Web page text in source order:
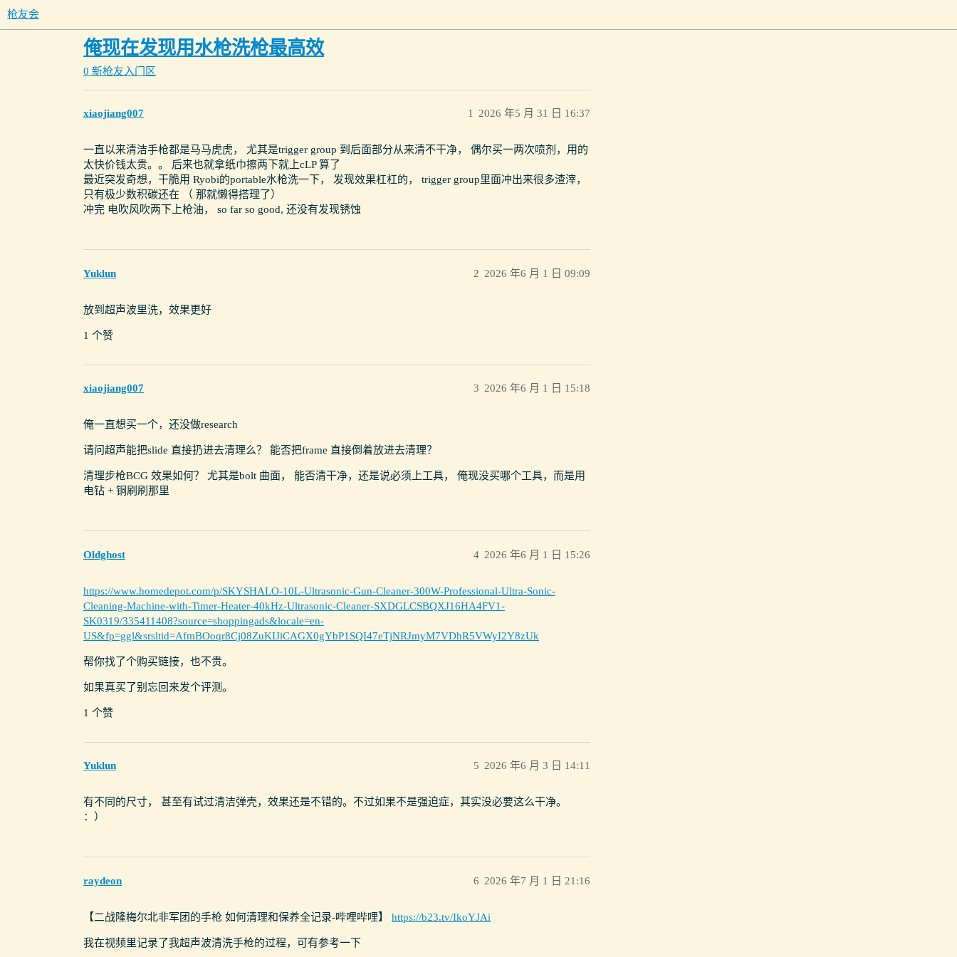
枪友会
俺现在发现用水枪洗枪最高效
0 新枪友入门区
xiaojiang007 2026 年5 月 31 日 16:37
1
一直以来清洁手枪都是马马虎虎， 尤其是trigger group 到后面部分从来清不干净， 偶尔买一两次喷剂，用的
太快价钱太贵。。 后来也就拿纸巾擦两下就上cLP 算了
最近突发奇想，干脆用 Ryobi的portable水枪洗一下， 发现效果杠杠的， trigger group里面冲出来很多渣滓，
只有极少数积碳还在 （ 那就懒得搭理了）
冲完 电吹风吹两下上枪油， so far so good, 还没有发现锈蚀
Yuklun 2026 年6 月 1 日 09:09
2
放到超声波里洗，效果更好
1 个赞
xiaojiang007 2026 年6 月 1 日 15:18
3
俺一直想买一个，还没做research
请问超声能把slide 直接扔进去清理么？ 能否把frame 直接倒着放进去清理？
清理步枪BCG 效果如何？ 尤其是bolt 曲面， 能否清干净，还是说必须上工具， 俺现没买哪个工具，而是用
电钻 + 铜刷刷那里
Oldghost 2026 年6 月 1 日 15:26
4
https://www.homedepot.com/p/SKYSHALO-10L-Ultrasonic-Gun-Cleaner-300W-Professional-Ultra-Sonic-
Cleaning-Machine-with-Timer-Heater-40kHz-Ultrasonic-Cleaner-SXDGLCSBQXJ16HA4FV1-
SK0319/335411408?source=shoppingads&locale=en-
US&fp=ggl&srsltid=AfmBOoqr8Cj08ZuKIJiCAGX0gYbP1SQI47eTjNRJmyM7VDhR5VWyI2Y8zUk
帮你找了个购买链接，也不贵。
如果真买了别忘回来发个评测。
1 个赞
Yuklun 2026 年6 月 3 日 14:11
5
有不同的尺寸， 甚至有试过清洁弹壳，效果还是不错的。不过如果不是强迫症，其实没必要这么干净。
：）
raydeon 2026 年7 月 1 日 21:16
6
【二战隆梅尔北非军团的手枪 如何清理和保养全记录-哔哩哔哩】 https://b23.tv/IkoYJAi
我在视频里记录了我超声波清洗手枪的过程，可有参考一下